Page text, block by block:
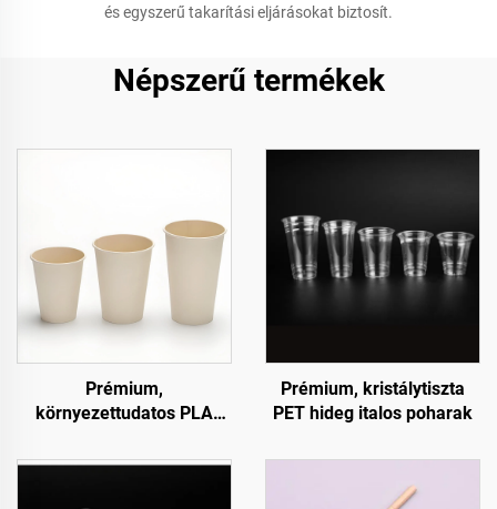
és egyszerű takarítási eljárásokat biztosít.
Népszerű termékek
Prémium,
környezettudatos PLA
Prémium, kristálytiszta
PET hideg italos poharak